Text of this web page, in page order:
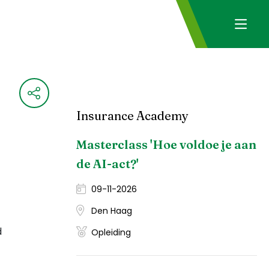
Insurance Academy
Masterclass 'Hoe voldoe je aan
de AI-act?'
09-11-2026
Den Haag
Opleiding